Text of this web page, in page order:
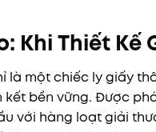
Khi Thiết Kế
là một chiếc ly giấy
bền vững. Được
với hàng loạt giải